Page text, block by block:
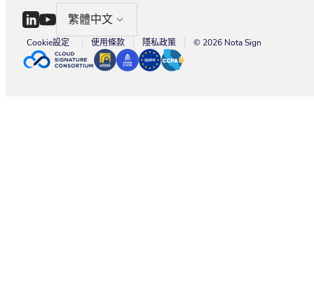
繁體中文
Cookie設定 使用條款 隱私政策 © 2026 Nota Sign